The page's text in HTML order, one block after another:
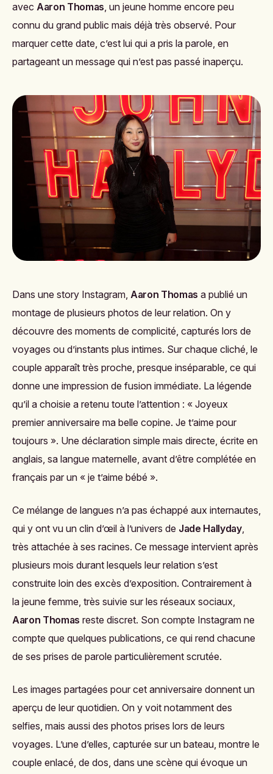
avec Aaron Thomas, un jeune homme encore peu
connu du grand public mais déjà très observé. Pour
marquer cette date, c’est lui qui a pris la parole, en
partageant un message qui n’est pas passé inaperçu.
Dans une story Instagram, Aaron Thomas a publié un
montage de plusieurs photos de leur relation. On y
découvre des moments de complicité, capturés lors de
voyages ou d’instants plus intimes. Sur chaque cliché, le
couple apparaît très proche, presque inséparable, ce qui
donne une impression de fusion immédiate. La légende
qu’il a choisie a retenu toute l’attention : « Joyeux
premier anniversaire ma belle copine. Je t’aime pour
toujours ». Une déclaration simple mais directe, écrite en
anglais, sa langue maternelle, avant d’être complétée en
français par un « je t’aime bébé ».
Ce mélange de langues n’a pas échappé aux internautes,
qui y ont vu un clin d’œil à l’univers de Jade Hallyday,
très attachée à ses racines. Ce message intervient après
plusieurs mois durant lesquels leur relation s’est
construite loin des excès d’exposition. Contrairement à
la jeune femme, très suivie sur les réseaux sociaux,
Aaron Thomas reste discret. Son compte Instagram ne
compte que quelques publications, ce qui rend chacune
de ses prises de parole particulièrement scrutée.
Les images partagées pour cet anniversaire donnent un
aperçu de leur quotidien. On y voit notamment des
selfies, mais aussi des photos prises lors de leurs
voyages. L’une d’elles, capturée sur un bateau, montre le
couple enlacé, de dos, dans une scène qui évoque un